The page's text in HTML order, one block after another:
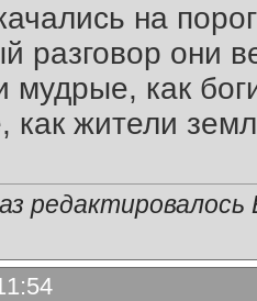
на
разговор они
мудрые, как
как жители